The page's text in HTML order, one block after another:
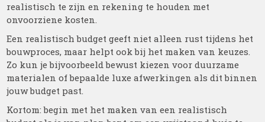
realistisch te zijn en rekening te houden met
onvoorziene kosten.
Een realistisch budget geeft niet alleen rust tijdens het
bouwproces, maar helpt ook bij het maken van keuzes.
Zo kun je bijvoorbeeld bewust kiezen voor duurzame
materialen of bepaalde luxe afwerkingen als dit binnen
jouw budget past.
Kortom: begin met het maken van een realistisch